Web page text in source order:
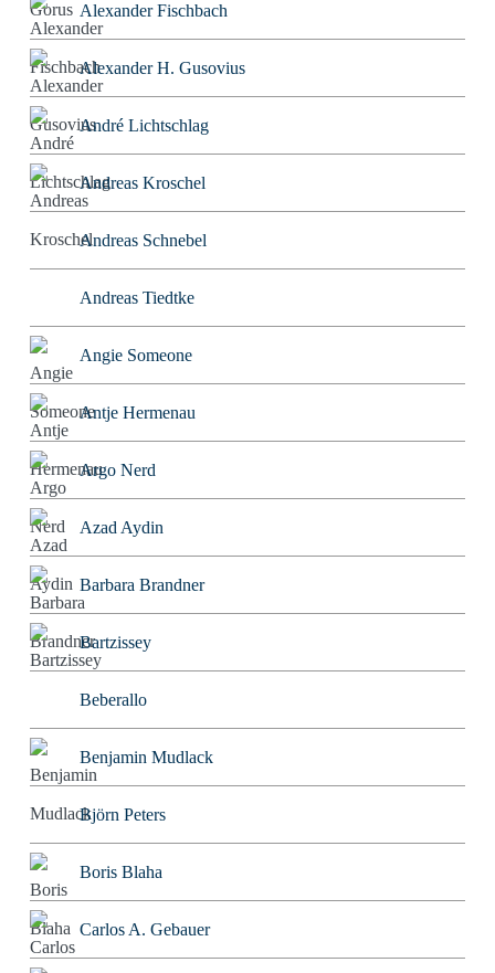
Alexander Fischbach
Alexander H. Gusovius
André Lichtschlag
Andreas Kroschel
Andreas Schnebel
Andreas Tiedtke
Angie Someone
Antje Hermenau
Argo Nerd
Azad Aydin
Barbara Brandner
Bartzissey
Beberallo
Benjamin Mudlack
Björn Peters
Boris Blaha
Carlos A. Gebauer